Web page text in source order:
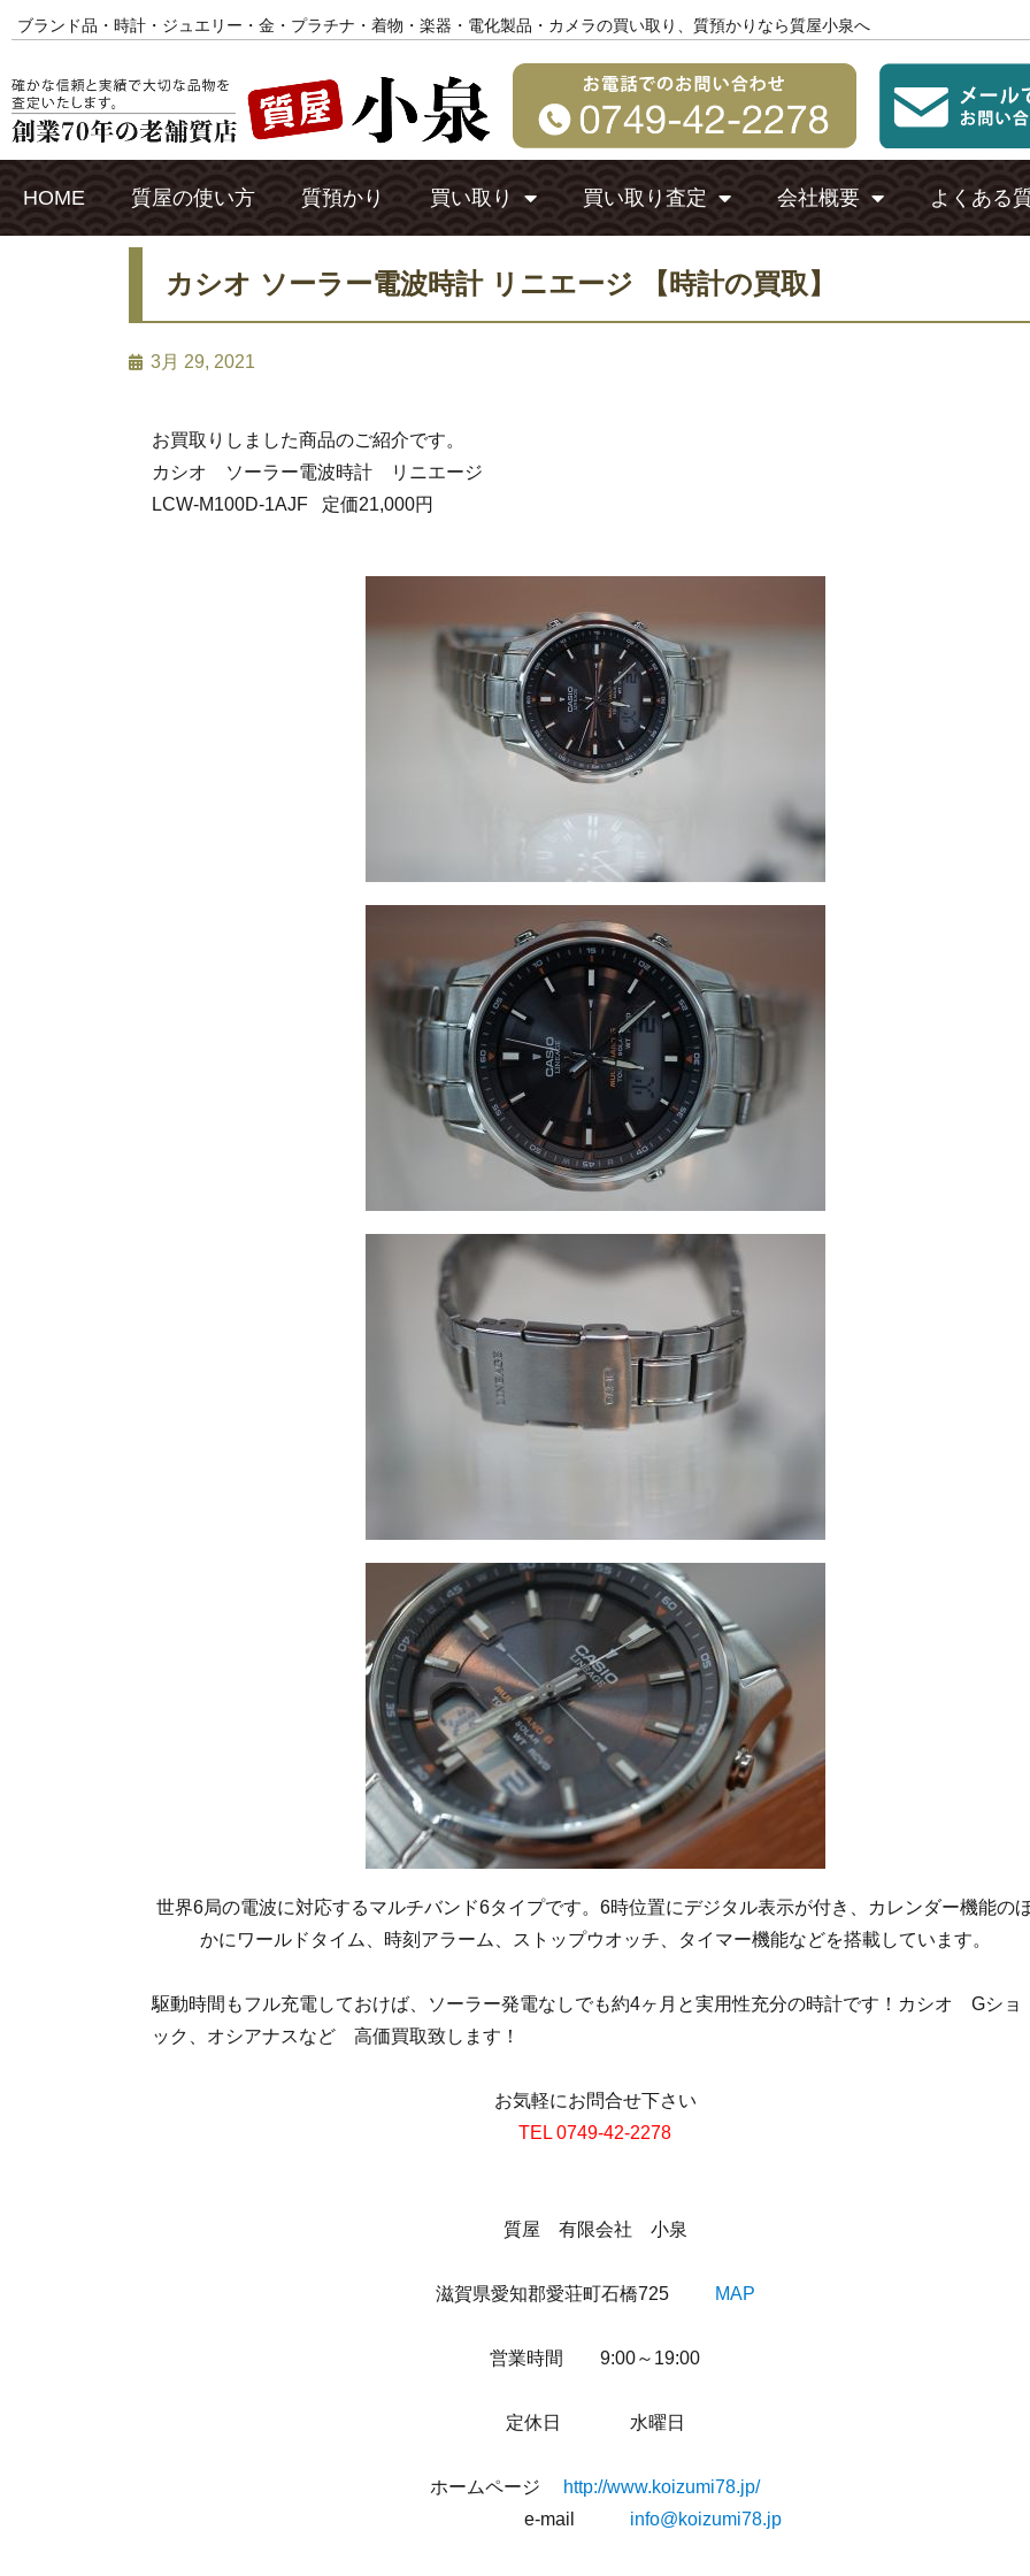
ブランド品・時計・ジュエリー・金・プラチナ・着物・楽器・電化製品・カメラの買い取り、質預かりなら質屋小泉へ
HOME 質屋の使い方 質預かり 買い取り 買い取り査定 会社概要 よくある
カシオ ソーラー電波時計 リニエージ 【時計の買取】
3月 29, 2021
お買取りしました商品のご紹介です。
カシオ ソーラー電波時計 リニエージ
LCW-M100D-1AJF 定価21,000円
世界6局の電波に対応するマルチバンド6タイプです。6時位置にデジタル表示が付き、カレンダー機能の
かにワールドタイム、時刻アラーム、ストップウオッチ、タイマー機能などを搭載しています。
駆動時間もフル充電しておけば、ソーラー発電なしでも約4ヶ月と実用性充分の時計です！カシオ Gショ
ック、オシアナスなど 高価買取致します！
お気軽にお問合せ下さい
TEL 0749-42-2278
質屋 有限会社 小泉
滋賀県愛知郡愛荘町石橋725 MAP
営業時間 9:00～19:00
定休日 水曜日
ホームページ http://www.koizumi78.jp/
e-mail
info@koizumi78.jp